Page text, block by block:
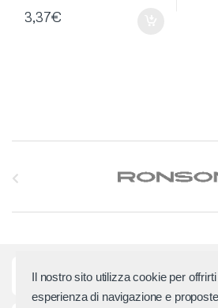
3,37€
Categorie principali
Il nostro sito utilizza cookie per
esperienza di navigazione e